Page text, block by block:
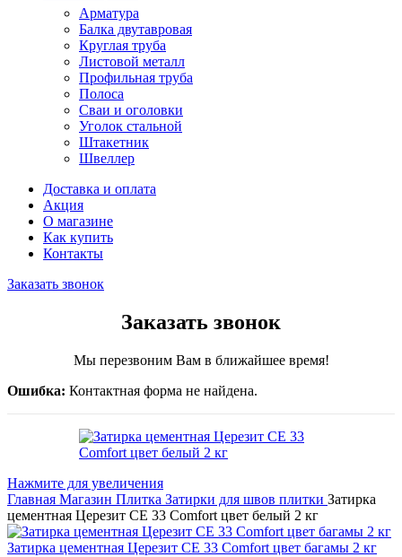
Арматура
Балка двутавровая
Круглая труба
Листовой металл
Профильная труба
Полоса
Сваи и оголовки
Уголок стальной
Штакетник
Швеллер
Доставка и оплата
Акция
О магазине
Как купить
Контакты
Заказать звонок
Заказать звонок
Мы перезвоним Вам в ближайшее время!
Ошибка: Контактная форма не найдена.
Нажмите для увеличения
Главная Магазин Плитка Затирки для швов плитки Затирка
цементная Церезит CE 33 Comfort цвет белый 2 кг
Затирка цементная Церезит CE 33 Comfort цвет багамы 2 кг